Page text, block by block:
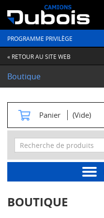
PROGRAMME PRIVILÈGE
« RETOUR AU SITE WEB
Boutique
Panier (Vide)
C
A
T
É
G
O
R
E
S
t
e
r
moteur
BOUTIQUE